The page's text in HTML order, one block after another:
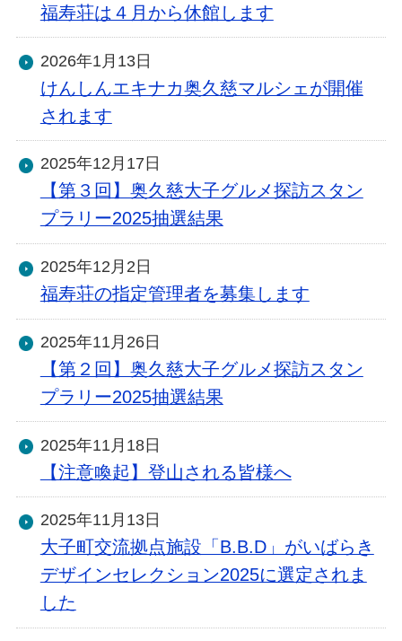
福寿荘は４月から休館します
2026年1月13日
けんしんエキナカ奥久慈マルシェが開催
されます
2025年12月17日
【第３回】奥久慈大子グルメ探訪スタン
プラリー2025抽選結果
2025年12月2日
福寿荘の指定管理者を募集します
2025年11月26日
【第２回】奥久慈大子グルメ探訪スタン
プラリー2025抽選結果
2025年11月18日
【注意喚起】登山される皆様へ
2025年11月13日
大子町交流拠点施設「B.B.D」がいばらき
デザインセレクション2025に選定されま
した